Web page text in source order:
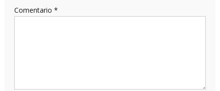
Comentario *